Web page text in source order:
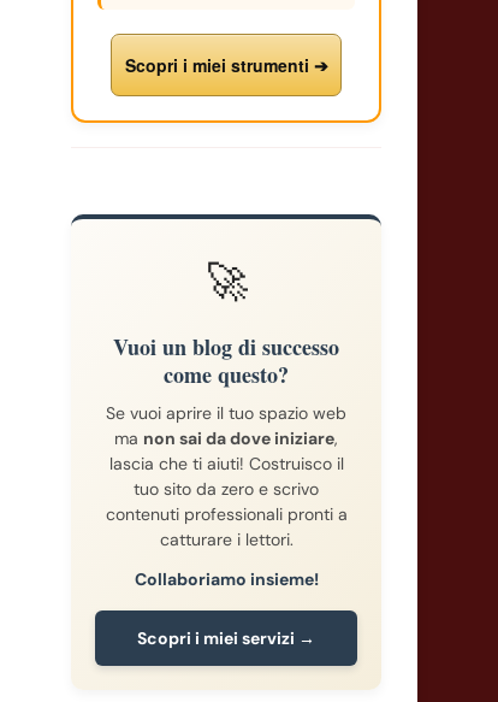
Scopri i miei strumenti ➔
🚀
Vuoi un blog di successo
come questo?
Se vuoi aprire il tuo spazio web
ma non sai da dove iniziare,
lascia che ti aiuti! Costruisco il
tuo sito da zero e scrivo
contenuti professionali pronti a
catturare i lettori.
Collaboriamo insieme!
Scopri i miei servizi →